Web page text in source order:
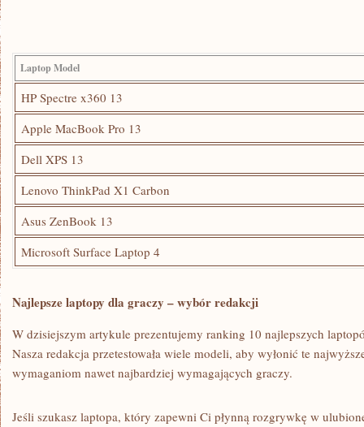
Laptop Model
HP‍ Spectre‍ x360 13
Apple MacBook Pro 13
Dell XPS 13
Lenovo ThinkPad X1 ⁣Carbon
Asus ZenBook 13
Microsoft ‌Surface Laptop 4
Najlepsze laptopy dla graczy – wybór redakcji
W dzisiejszym artykule prezentujemy ​ranking 10 najlepszych
Nasza redakcja przetestowała wiele modeli, aby wyłonić te
​wymaganiom ‌nawet najbardziej ⁢wymagających graczy.
Jeśli szukasz laptopa, który zapewni Ci płynną rozgrywkę w